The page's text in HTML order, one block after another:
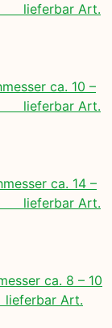
lieferbar Art.
ca. 10 –
lieferbar Art.
ca. 14 –
lieferbar Art.
ca. 8 – 10
Art.